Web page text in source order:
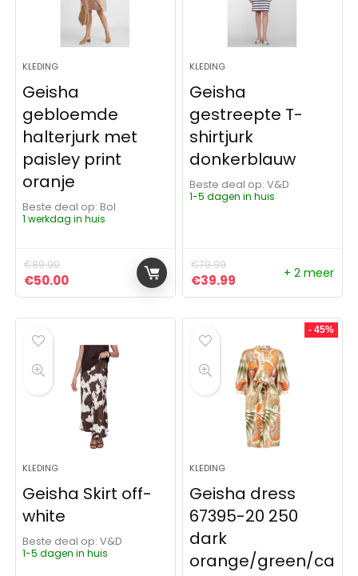
KLEDING
Geisha
gebloemde
halterjurk met
paisley print
oranje
Beste deal op:
Bol
1 werkdag in huis
€89.99
Oorspronkelijke prijs was: €89.99.
€50.00Huidige prijs is: €50.00.
KLEDING
Geisha
gestreepte T-
shirtjurk
donkerblauw
Beste deal op:
V&D
1-5 dagen in huis
€79.99
Oorspronkelijke prijs was:
€39.99 Huidige prijs is:
+ 2 meer
KLEDING
Geisha Skirt off-
white
Beste deal op:
V&D
1-5 dagen in huis
- 45%
KLEDING
Geisha dress
67395-20 250
dark
orange/green/ca